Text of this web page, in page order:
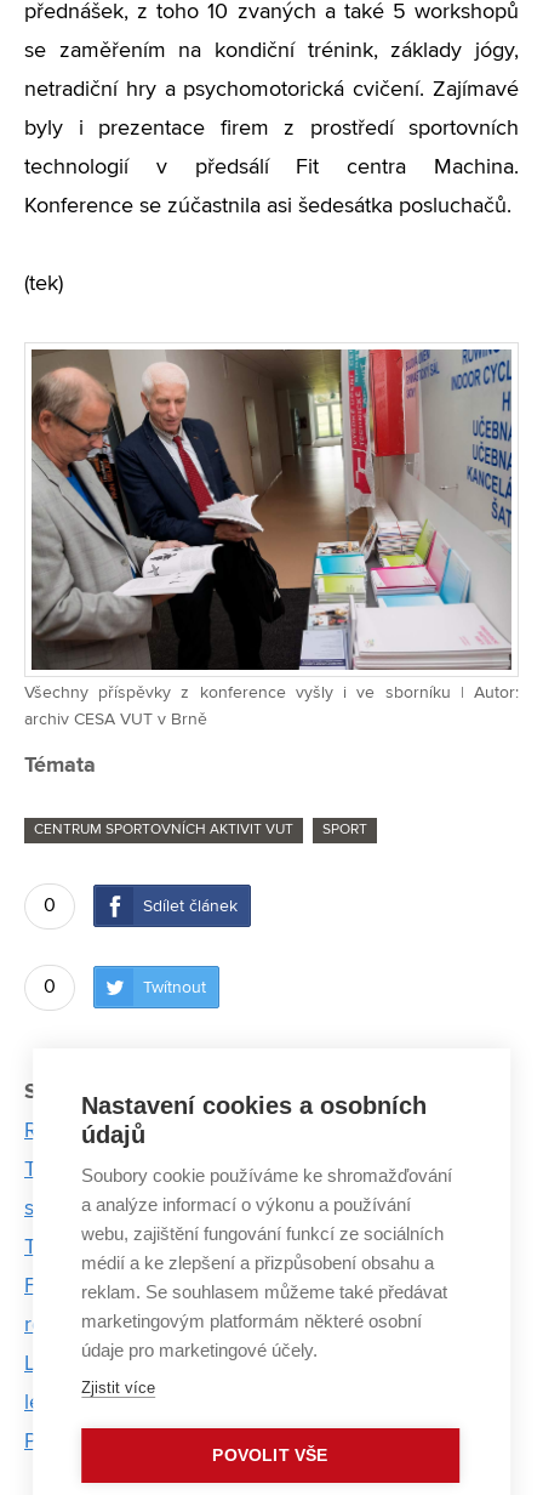
přednášek, z toho 10 zvaných a také 5 workshopů
se zaměřením na kondiční trénink, základy jógy,
netradiční hry a psychomotorická cvičení. Zajímavé
byly i prezentace firem z prostředí sportovních
technologií v předsálí Fit centra Machina.
Konference se zúčastnila asi šedesátka posluchačů.
(tek)
Všechny příspěvky z konference vyšly i ve sborníku | Autor:
archiv CESA VUT v Brně
Témata
CENTRUM SPORTOVNÍCH AKTIVIT VUT SPORT
0 Sdílet článek
0 Twítnout
Související články:
Rektor ocenil nejlepší univerzitní sportovce
Taktika, obrana, útok. Hráči trénují na Fotbalový
souboj univerzit
Táborníky nejvíce nadchlo koupání v řece a loďky
Fotoreportáž: Boulder Open Air 2017 přilákal
rekordní počet závodníků
Lyžařský oddíl na brněnské technice oslaví šedesát
let. Studenty tam trénuje i jeho zakladatel Vilém
Podešva
Nastavení cookies a osobních
údajů
Soubory cookie používáme ke shromažďování
a analýze informací o výkonu a používání
webu, zajištění fungování funkcí ze sociálních
médií a ke zlepšení a přizpůsobení obsahu a
reklam. Se souhlasem můžeme také předávat
marketingovým platformám některé osobní
údaje pro marketingové účely.
Zjistit více
POVOLIT VŠE